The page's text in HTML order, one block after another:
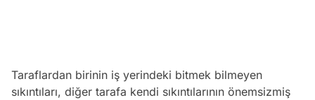
Taraflardan birinin iş yerindeki bitmek bilmeyen
sıkıntıları, diğer tarafa kendi sıkıntılarının önemsizmiş